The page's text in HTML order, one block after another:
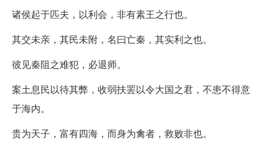
诸侯起于匹夫，以利会，非有素王之行也。
其交未亲，其民未附，名曰亡秦，其实利之也。
彼见秦阻之难犯，必退师。
案土息民以待其弊，收弱扶罢以令大国之君，不患不得意
于海内。
贵为天子，富有四海，而身为禽者，救败非也。